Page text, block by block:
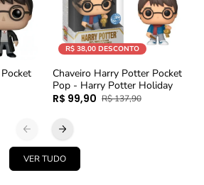
R$ 38,00 DESCONTO
Chaveiro Harry Potter Pocket
Pop - Harry Potter Holiday
R$ 99,90 R$ 137,90
VER TUDO